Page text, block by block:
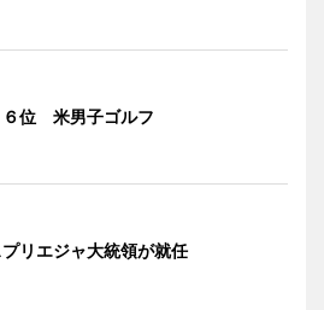
６位 米男子ゴルフ
リエジャ大統領が就任